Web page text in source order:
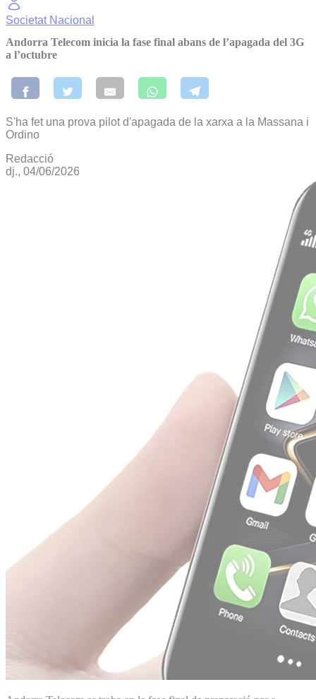
Societat Nacional
Andorra Telecom inicia la fase final abans de l’apagada del 3G
a l’octubre
S'ha fet una prova pilot d'apagada de la xarxa a la Massana i
Ordino
Redacció
dj., 04/06/2026